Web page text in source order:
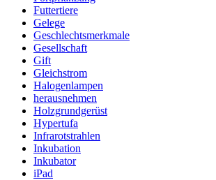
Futtertiere
Gelege
Geschlechtsmerkmale
Gesellschaft
Gift
Gleichstrom
Halogenlampen
herausnehmen
Holzgrundgerüst
Hypertufa
Infrarotstrahlen
Inkubation
Inkubator
iPad